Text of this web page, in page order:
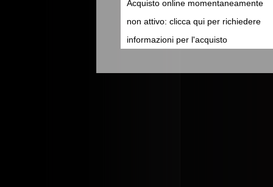
Acquisto online momentaneamente
non attivo: clicca qui per richiedere
informazioni per l'acquisto